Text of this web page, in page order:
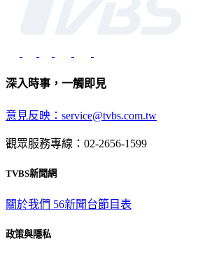
深入時事，一觸即見
意見反映：service@tvbs.com.tw
觀眾服務專線：02-2656-1599
TVBS新聞網
關於我們 56新聞台節目表
政策與隱私